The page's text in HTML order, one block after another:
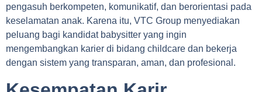
pengasuh berkompeten, komunikatif, dan berorientasi pada
keselamatan anak. Karena itu, VTC Group menyediakan
peluang bagi kandidat babysitter yang ingin
mengembangkan karier di bidang childcare dan bekerja
dengan sistem yang transparan, aman, dan profesional.